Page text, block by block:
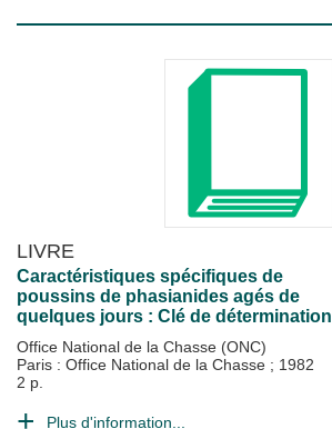
LIVRE
Caractéristiques spécifiques de
poussins de phasianides agés de
quelques jours : Clé de détermination
Office National de la Chasse (ONC)
Paris : Office National de la Chasse ; 1982
2 p.
Plus d'information...